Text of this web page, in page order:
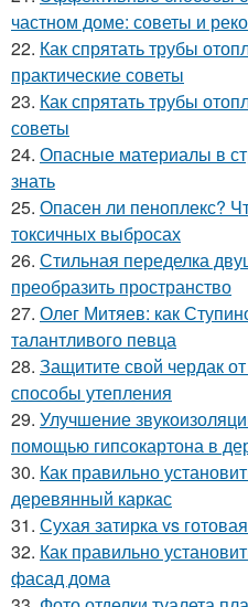
частном доме: советы и
22. Как спрятать трубы
практические советы
23. Как спрятать трубы
советы
24. Опасные материалы в
знать
25. Опасен ли пеноплекс?
токсичных выбросах
26. Стильная переделка
преобразить пространство
27. Олег Митяев: как
талантливого певца
28. Защитите свой чердак
способы утепления
29. Улучшение
помощью гипсокартона в
30. Как правильно
деревянный каркас
31. Сухая затирка vs
32. Как правильно
фасад дома